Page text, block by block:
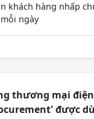
khách hàng nhấp
ngày
thương mại
được